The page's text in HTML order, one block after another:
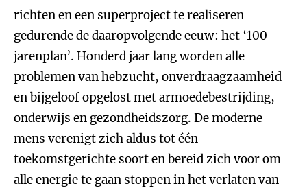
richten en een superproject te realiseren
gedurende de daaropvolgende eeuw: het ‘100-
jarenplan’. Honderd jaar lang worden alle
problemen van hebzucht, onverdraagzaamheid
en bijgeloof opgelost met armoedebestrijding,
onderwijs en gezondheidszorg. De moderne
mens verenigt zich aldus tot één
toekomstgerichte soort en bereid zich voor om
alle energie te gaan stoppen in het verlaten van